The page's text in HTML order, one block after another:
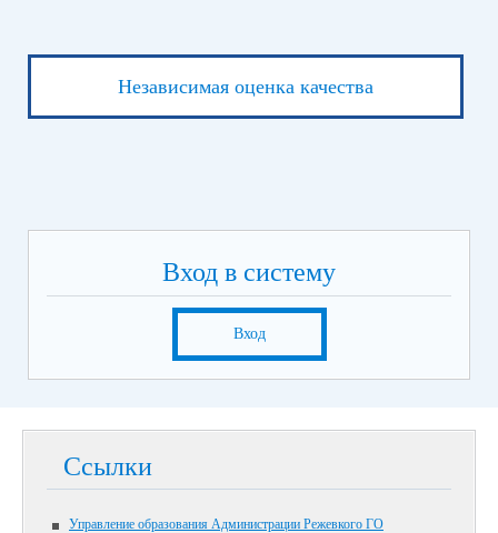
Независимая оценка качества
Вход в систему
Вход
Ссылки
Управление образования Администрации Режевкого ГО